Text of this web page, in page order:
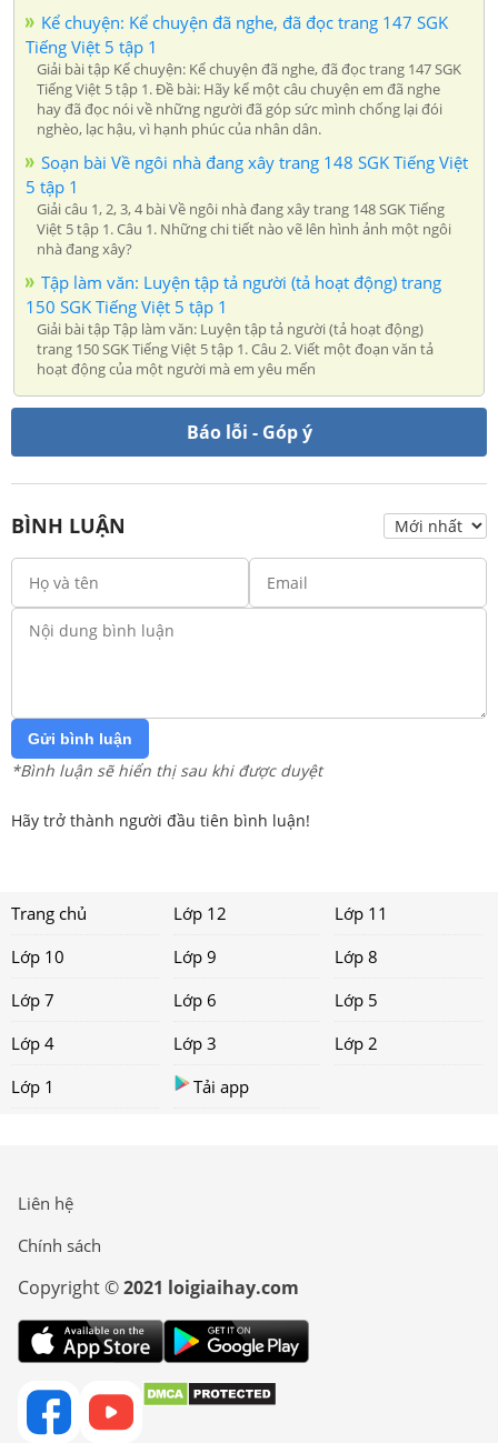
Kể chuyện: Kể chuyện đã nghe, đã đọc trang 147 SGK
Tiếng Việt 5 tập 1
Giải bài tập Kể chuyện: Kể chuyện đã nghe, đã đọc trang 147 SGK
Tiếng Việt 5 tập 1. Đề bài: Hãy kể một câu chuyện em đã nghe
hay đã đọc nói về những người đã góp sức mình chống lại đói
nghèo, lạc hậu, vì hạnh phúc của nhân dân.
Soạn bài Về ngôi nhà đang xây trang 148 SGK Tiếng Việt
5 tập 1
Giải câu 1, 2, 3, 4 bài Về ngôi nhà đang xây trang 148 SGK Tiếng
Việt 5 tập 1. Câu 1. Những chi tiết nào vẽ lên hình ảnh một ngôi
nhà đang xây?
Tập làm văn: Luyện tập tả người (tả hoạt động) trang
150 SGK Tiếng Việt 5 tập 1
Giải bài tập Tập làm văn: Luyện tập tả người (tả hoạt động)
trang 150 SGK Tiếng Việt 5 tập 1. Câu 2. Viết một đoạn văn tả
hoạt động của một người mà em yêu mến
Báo lỗi - Góp ý
BÌNH LUẬN
Gửi bình luận
*Bình luận sẽ hiển thị sau khi được duyệt
Hãy trở thành người đầu tiên bình luận!
Trang chủ Lớp 12
Lớp 11
Lớp 10
Lớp 9
Lớp 8
Lớp 7
Lớp 6
Lớp 5
Lớp 4
Lớp 3
Lớp 2
Lớp 1
Tải app
Liên hệ
Chính sách
Copyright ©2021 loigiaihay.com